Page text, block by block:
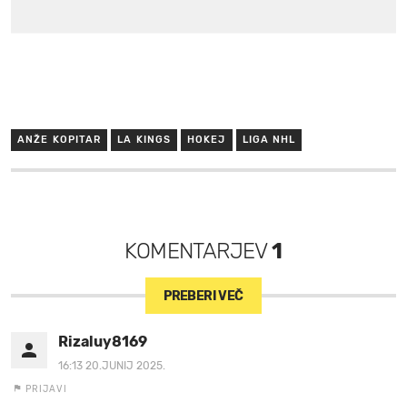
ANŽE KOPITAR LA KINGS HOKEJ LIGA NHL
KOMENTARJEV1
PREBERI VEČ
Rizaluy8169
16:13 20.JUNIJ 2025.
PRIJAVI